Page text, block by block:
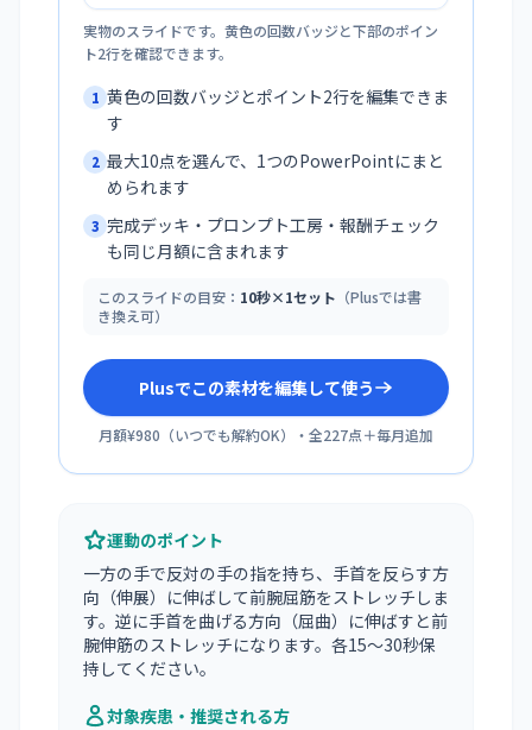
実物のスライドです。黄色の回数バッジと下部のポイン
ト2行を確認できます。
1 黄色の回数バッジとポイント2行を編集できま
す
2 最大10点を選んで、1つのPowerPointにまと
められます
3 完成デッキ・プロンプト工房・報酬チェック
も同じ月額に含まれます
このスライドの目安： 10秒×1セット （Plusでは書
き換え可）
Plusでこの素材を編集して使う
月額¥980 （いつでも解約OK）・全227点＋毎月追加
運動のポイント
一方の手で反対の手の指を持ち、手首を反らす方
向（伸展）に伸ばして前腕屈筋をストレッチしま
す。逆に手首を曲げる方向（屈曲）に伸ばすと前
腕伸筋のストレッチになります。各15〜30秒保
持してください。
対象疾患・推奨される方